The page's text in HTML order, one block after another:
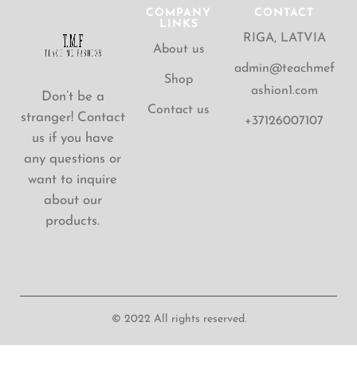
Don’t be a
stranger! Contact
us if you have
any questions or
want to inquire
about our
products.
COMPANY
LINKS
About us
Shop
Contact us
CONTACT
RIGA, LATVIA
admin@teachmef
ashion1.com
+37126007107
© 2022 All rights reserved.